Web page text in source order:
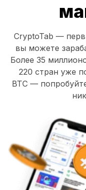
CryptoTab —
вы можете
Более 35
220 стран уже
BTC —